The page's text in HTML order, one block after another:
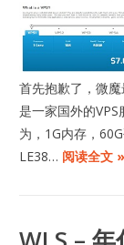
首先抱歉了，微
是一家国外的
为，1G内存，
LE38… 阅读全文 »